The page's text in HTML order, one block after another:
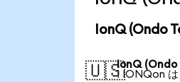
IonQ (Ondo
🇺🇸IonQ (Ondo
1 IONQon